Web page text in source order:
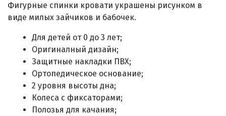
Фигурные спинки кровати украшены рисунком в
виде милых зайчиков и бабочек.
Для детей от 0 до 3 лет;
Оригиналный дизайн;
Защитные накладки ПВХ;
Ортопедическое основание;
2 уровня высоты дна;
Колеса с фиксаторами;
Полозья для качания;